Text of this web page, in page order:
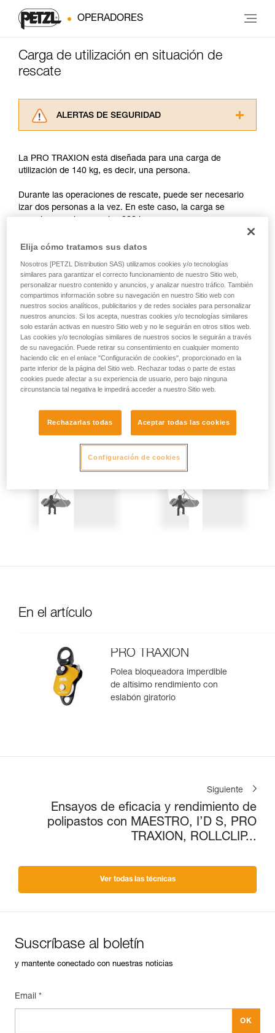
OPERADORES
Carga de utilización en situación de
rescate
ALERTAS DE SEGURIDAD
consultarlo. Usted debe comprender la
información de la ficha técnica para poder
Dominar estas técnicas requiere una formación
y un entrenamiento específico. Confirme a
seguridad, antes de ejecutarlas de forma
autónoma.
Damos ejemplos de técnicas relacionadas con
su actividad. Pueden existir otras que no
describimos aquí.
La PRO TRAXION está diseñada para una carga de
utilización de 140 kg, es decir, una persona.
Durante las operaciones de rescate, puede ser necesario
izar dos personas a la vez. En este caso, la carga se
Con esta carga, la mínima sobrecarga dinámica puede crear
esfuerzos cercanos a los valores de desgarro de las
cuerdas (consulte la tabla de información en el apartado 3).
Así pues se hace obligatorio tomar precauciones:
- Asegurar a las dos personas izadas.
- Sujetar la cuerda tensada de forma permanente, la mínima
comba de cuerda destensada representa una altura de
caída potencial y, por tanto, un peligro.
En el artículo
PRO TRAXION
Polea bloqueadora imperdible
de altísimo rendimiento con
eslabón giratorio
Siguiente
Ensayos de eficacia y rendimiento de
polipastos con MAESTRO, I’D S, PRO
TRAXION, ROLLCLIP...
Ver todas las técnicas
Suscríbase al boletín
y mantente conectado con nuestras noticias
Email *
Elija cómo tratamos sus datos
Nosotros [PETZL Distribution SAS) utilizamos cookies y/o tecnologías
similares para garantizar el correcto funcionamiento de nuestro Sitio web,
personalizar nuestro contenido y anuncios, y analizar nuestro tráfico. También
compartimos información sobre su navegación en nuestro Sitio web con
nuestros socios analíticos, publicitarios y de redes sociales para personalizar
nuestros anuncios. Si los acepta, nuestras cookies y/o tecnologías similares
solo estarán activas en nuestro Sitio web y no le seguirán en otros sitios web.
Las cookies y/o tecnologías similares de nuestros socios le seguirán a través
de su navegación. Puede retirar su consentimiento en cualquier momento
haciendo clic en el enlace "Configuración de cookies", proporcionado en la
parte inferior de la página del Sitio web. Rechazar todas o parte de estas
cookies puede afectar a su experiencia de usuario, pero bajo ninguna
circunstancia tal negativa le impedirá acceder a nuestro Sitio web.
Rechazarlas todas Aceptar todas las cookies
Configuración de cookies